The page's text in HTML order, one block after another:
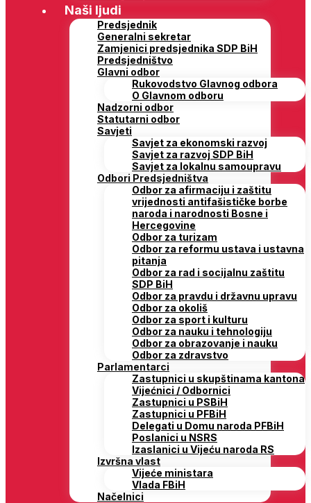
Naši ljudi
Predsjednik
Generalni sekretar
Zamjenici predsjednika SDP BiH
Predsjedništvo
Glavni odbor
Rukovodstvo Glavnog odbora
O Glavnom odboru
Nadzorni odbor
Statutarni odbor
Savjeti
Savjet za ekonomski razvoj
Savjet za razvoj SDP BiH
Savjet za lokalnu samoupravu
Odbori Predsjedništva
Odbor za afirmaciju i zaštitu
vrijednosti antifašističke borbe
naroda i narodnosti Bosne i
Hercegovine
Odbor za turizam
Odbor za reformu ustava i ustavna
pitanja
Odbor za rad i socijalnu zaštitu
SDP BiH
Odbor za pravdu i državnu upravu
Odbor za okoliš
Odbor za sport i kulturu
Odbor za nauku i tehnologiju
Odbor za obrazovanje i nauku
Odbor za zdravstvo
Parlamentarci
Zastupnici u skupštinama kantona
Vijećnici / Odbornici
Zastupnici u PSBiH
Zastupnici u PFBiH
Delegati u Domu naroda PFBiH
Poslanici u NSRS
Izaslanici u Vijeću naroda RS
Izvršna vlast
Vijeće ministara
Vlada FBiH
Načelnici